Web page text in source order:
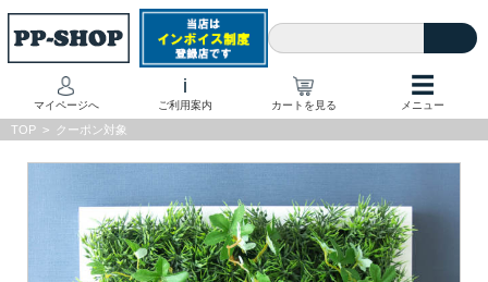
マイページへ
i
ご利用案内 カートを見る
☰
メニュー
TOP > クーポン対象